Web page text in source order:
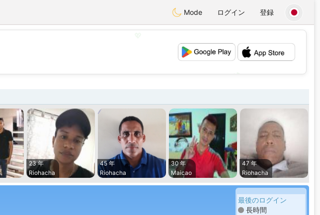
Mode ログイン 登録
💕
23 年
Riohacha
45 年
Riohacha
30 年
Maicao
47 年
Riohacha
最後のログイン
長時間